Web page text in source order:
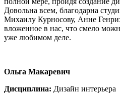
Довольна всем, благодарна
Михаилу Курносову, Анне
вложенное в нас, что смело
уже любимом деле.
Ольга Макаревич
Дисциплина: Дизайн интерьера